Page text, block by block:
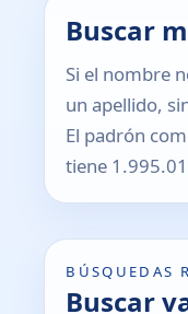
Buscar
Si el nombre
un apellido,
El padrón
tiene
BÚSQUEDAS
Buscar